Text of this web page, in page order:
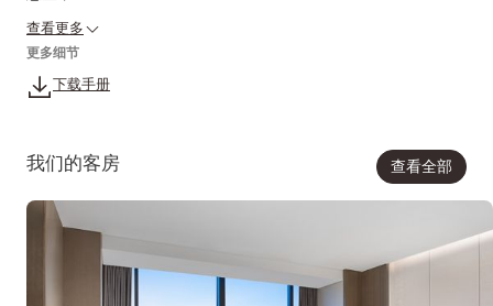
查看更多
更多细节
下载手册
我们的客房 查看全部